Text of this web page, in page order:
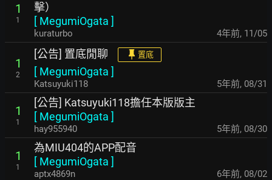
1
1
擊）
[ MegumiOgata ]
kuraturbo 4年前, 11/05
1
2
[公告] 置底閒聊 置底
[ MegumiOgata ]
Katsuyuki118 5年前, 08/31
1
1
[公告] Katsuyuki118擔任本版版主
[ MegumiOgata ]
hay955940 5年前, 08/30
1
1
為MIU404的APP配音
[ MegumiOgata ]
aptx4869n 6年前, 08/02